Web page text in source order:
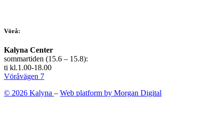
Vörå:
Kalyna Center
sommartiden (15.6 – 15.8):
ti kl.1.00-18.00
Vöråvägen 7
© 2026 Kalyna – Web platform by Morgan Digital